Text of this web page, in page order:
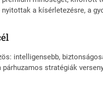
nyitottak a kísérletezésre, a
intelligensebb,
párhuzamos stratégiák